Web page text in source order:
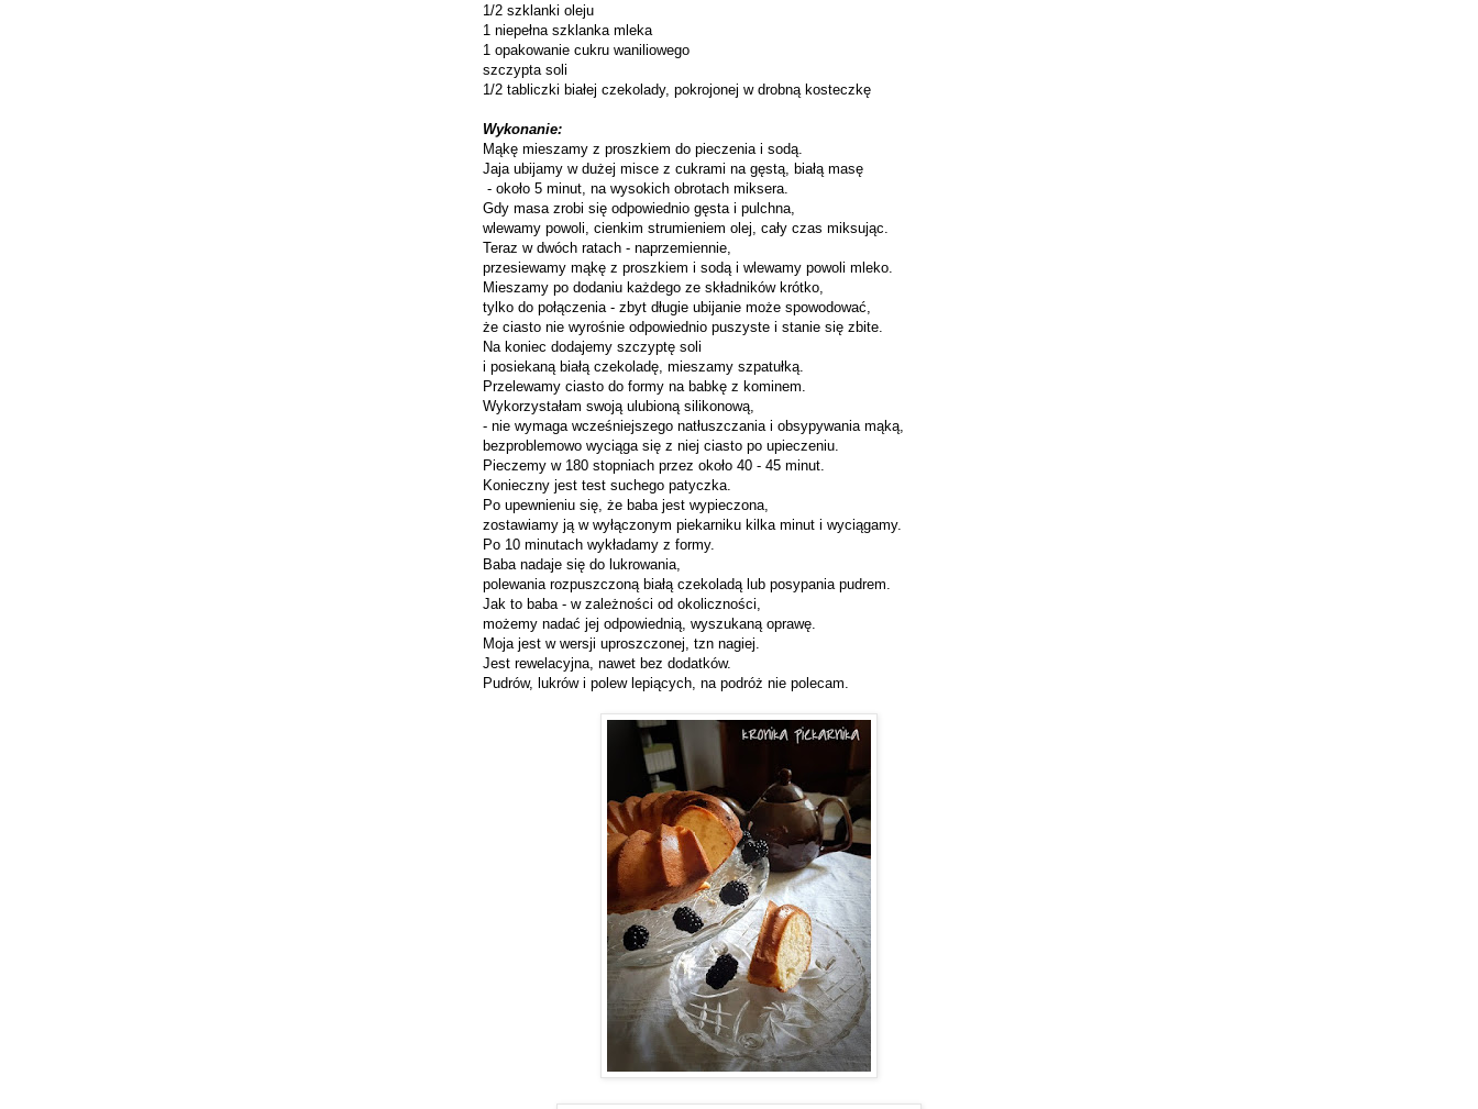
1/2 szklanki oleju
1 niepełna szklanka mleka
1 opakowanie cukru waniliowego
szczypta soli
1/2 tabliczki białej czekolady, pokrojonej w drobną kosteczkę
Wykonanie:
Mąkę mieszamy z proszkiem do pieczenia i sodą.
Jaja ubijamy w dużej misce z cukrami na gęstą, białą masę
- około 5 minut, na wysokich obrotach miksera.
Gdy masa zrobi się odpowiednio gęsta i pulchna,
wlewamy powoli, cienkim strumieniem olej, cały czas miksując.
Teraz w dwóch ratach - naprzemiennie,
przesiewamy mąkę z proszkiem i sodą i wlewamy powoli mleko.
Mieszamy po dodaniu każdego ze składników krótko,
tylko do połączenia - zbyt długie ubijanie może spowodować,
że ciasto nie wyrośnie odpowiednio puszyste i stanie się zbite.
Na koniec dodajemy szczyptę soli
i posiekaną białą czekoladę, mieszamy szpatułką.
Przelewamy ciasto do formy na babkę z kominem.
Wykorzystałam swoją ulubioną silikonową,
- nie wymaga wcześniejszego natłuszczania i obsypywania mąką,
bezproblemowo wyciąga się z niej ciasto po upieczeniu.
Pieczemy w 180 stopniach przez około 40 - 45 minut.
Konieczny jest test suchego patyczka.
Po upewnieniu się, że baba jest wypieczona,
zostawiamy ją w wyłączonym piekarniku kilka minut i wyciągamy.
Po 10 minutach wykładamy z formy.
Baba nadaje się do lukrowania,
polewania rozpuszczoną białą czekoladą lub posypania pudrem.
Jak to baba - w zależności od okoliczności,
możemy nadać jej odpowiednią, wyszukaną oprawę.
Moja jest w wersji uproszczonej, tzn nagiej.
Jest rewelacyjna, nawet bez dodatków.
Pudrów, lukrów i polew lepiących, na podróż nie polecam.